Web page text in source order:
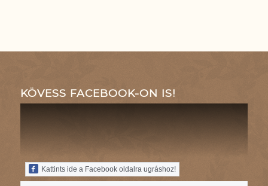
KÖVESS FACEBOOK-ON IS!
Kattints ide a Facebook oldalra ugráshoz!